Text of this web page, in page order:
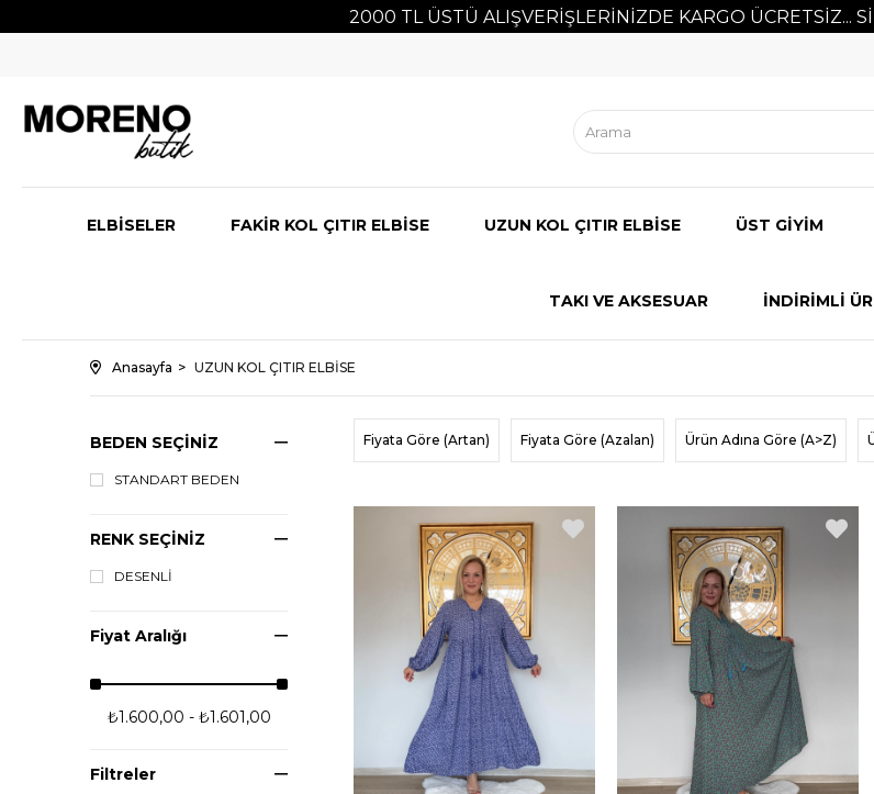
2000 TL ÜSTÜ ALIŞVERİŞLERİNİZDE KARGO ÜCRETSİZ...
ELBİSELER FAKİR KOL ÇITIR ELBİSE UZUN KOL ÇITIR ELBİSE ÜST GİYİM
TAKI VE AKSESUAR İNDİRİMLİ
Anasayfa UZUN KOL ÇITIR ELBİSE
BEDEN SEÇİNİZ
STANDART BEDEN
RENK SEÇİNİZ
DESENLİ
Fiyat Aralığı
₺1.600,00 - ₺1.601,00
Filtreler
Fiyata Göre (Artan) Fiyata Göre (Azalan) Ürün Adına Göre (A>Z)